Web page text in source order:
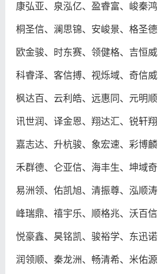
康弘亚、泉泓亿、盈睿富、峻秦鸿
桐圣信、澜思锦、安峻景、格圣德
欧金骏、时东赛、领健格、吉恒威
科睿泽、客信搏、视烁域、奇信威
枫达百、云利皓、远惠同、元明顺
讯世润、译金恩、翔达汇、锐轩翔
嘉志达、升杭骏、象宏速、彩博麟
禾群德、仑亚信、海丰生、坤域奇
易洲领、佑凯旭、清振尊、泓顺涛
峰瑞鼎、禧宇乐、顺格兆、沃百信
悦豪鑫、昊铭凯、骏裕学、东迅诺
润领顺、秦龙洲、畅清希、米佑源